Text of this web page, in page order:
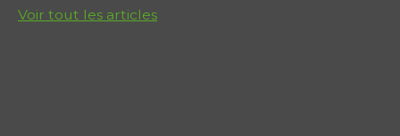
Voir tout les articles